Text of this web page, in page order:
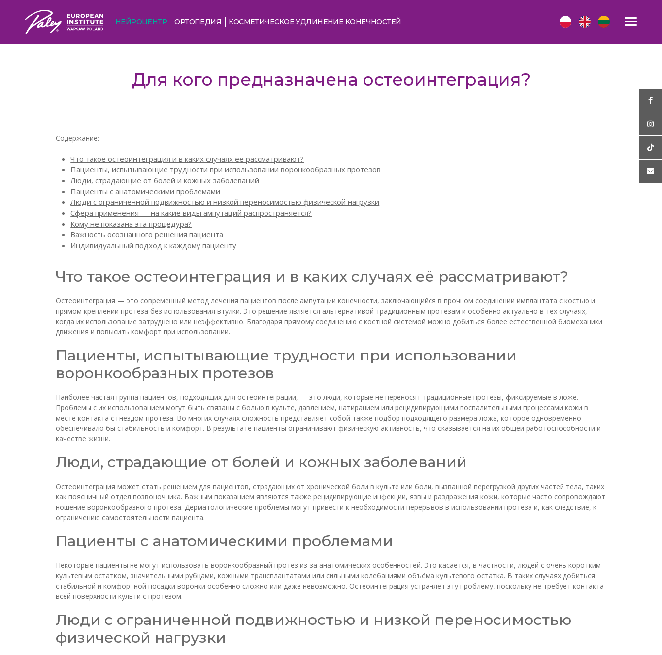
НЕЙРОЦЕНТР ОРТОПЕДИЯ КОСМЕТИЧЕСКОЕ УДЛИНЕНИЕ КОНЕЧНОСТЕЙ
Для кого предназначена остеоинтеграция?
Содержание:
Что такое остеоинтеграция и в каких случаях её рассматривают?
Пациенты, испытывающие трудности при использовании воронкообразных протезов
Люди, страдающие от болей и кожных заболеваний
Пациенты с анатомическими проблемами
Люди с ограниченной подвижностью и низкой переносимостью физической нагрузки
Сфера применения — на какие виды ампутаций распространяется?
Кому не показана эта процедура?
Важность осознанного решения пациента
Индивидуальный подход к каждому пациенту
Что такое остеоинтеграция и в каких случаях её рассматривают?
Остеоинтеграция — это современный метод лечения пациентов после ампутации конечности, заключающийся в прочном соединении имплантата с костью и
прямом креплении протеза без использования втулки. Это решение является альтернативой традиционным протезам и особенно актуально в тех случаях,
когда их использование затруднено или неэффективно. Благодаря прямому соединению с костной системой можно добиться более естественной биомеханики
движения и повысить комфорт при использовании.
Пациенты, испытывающие трудности при использовании
воронкообразных протезов
Наиболее частая группа пациентов, подходящих для остеоинтеграции, — это люди, которые не переносят традиционные протезы, фиксируемые в ложе.
Проблемы с их использованием могут быть связаны с болью в культе, давлением, натиранием или рецидивирующими воспалительными процессами кожи в
месте контакта с гнездом протеза. Во многих случаях сложность представляет собой также подбор подходящего размера ложа, которое одновременно
обеспечивало бы стабильность и комфорт. В результате пациенты ограничивают физическую активность, что сказывается на их общей работоспособности и
качестве жизни.
Люди, страдающие от болей и кожных заболеваний
Остеоинтеграция может стать решением для пациентов, страдающих от хронической боли в культе или боли, вызванной перегрузкой других частей тела, таких
как поясничный отдел позвоночника. Важным показанием являются также рецидивирующие инфекции, язвы и раздражения кожи, которые часто сопровождают
ношение воронкообразного протеза. Дерматологические проблемы могут привести к необходимости перерывов в использовании протеза и, как следствие, к
ограничению самостоятельности пациента.
Пациенты с анатомическими проблемами
Некоторые пациенты не могут использовать воронкообразный протез из-за анатомических особенностей. Это касается, в частности, людей с очень коротким
культевым остатком, значительными рубцами, кожными трансплантатами или сильными колебаниями объёма культевого остатка. В таких случаях добиться
стабильной и комфортной посадки воронки особенно сложно или даже невозможно. Остеоинтеграция устраняет эту проблему, поскольку не требует контакта
всей поверхности культи с протезом.
Люди с ограниченной подвижностью и низкой переносимостью
физической нагрузки